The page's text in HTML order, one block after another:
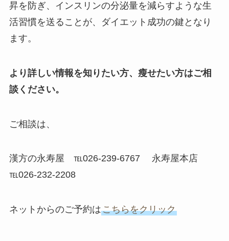
昇を防ぎ、インスリンの分泌量を減らすような生
活習慣を送ることが、ダイエット成功の鍵となり
ます。
より詳しい情報を知りたい方、瘦せたい方はご相
談ください。
ご相談は、
漢方の永寿屋 ℡026-239-6767 永寿屋本店
℡026-232-2208
ネットからのご予約はこちらをクリック